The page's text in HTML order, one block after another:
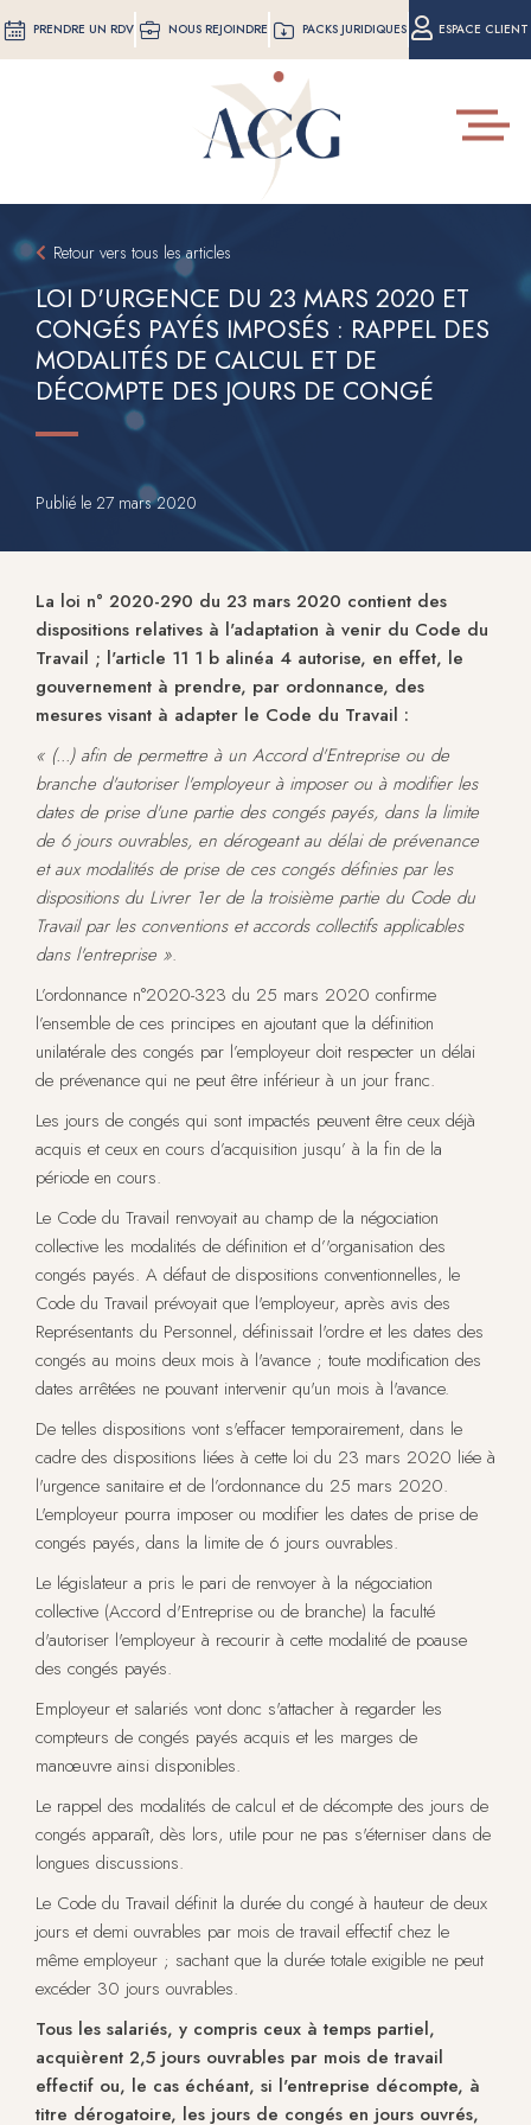
Aller
au
PRENDRE UN RDV NOUS REJOINDRE PACKS JURIDIQUES ESPACE CLIENT
Toggle
Retour vers tous les articles
LOI D'URGENCE DU 23 MARS 2020 ET
CONGÉS PAYÉS IMPOSÉS : RAPPEL DES
MODALITÉS DE CALCUL ET DE
DÉCOMPTE DES JOURS DE CONGÉ
Publié le 27 mars 2020
La loi n° 2020-290 du 23 mars 2020 contient des
dispositions relatives à l'adaptation à venir du Code du
Travail ; l'article 11 1 b alinéa 4 autorise, en effet, le
gouvernement à prendre, par ordonnance, des
mesures visant à adapter le Code du Travail :
« (...) afin de permettre à un Accord d'Entreprise ou de
branche d'autoriser l'employeur à imposer ou à modifier les
dates de prise d'une partie des congés payés, dans la limite
de 6 jours ouvrables, en dérogeant au délai de prévenance
et aux modalités de prise de ces congés définies par les
dispositions du Livrer 1er de la troisième partie du Code du
Travail par les conventions et accords collectifs applicables
dans l'entreprise ».
L’ordonnance n°2020-323 du 25 mars 2020 confirme
l’ensemble de ces principes en ajoutant que la définition
unilatérale des congés par l’employeur doit respecter un délai
de prévenance qui ne peut être inférieur à un jour franc.
Les jours de congés qui sont impactés peuvent être ceux déjà
acquis et ceux en cours d’acquisition jusqu’ à la fin de la
période en cours.
Le Code du Travail renvoyait au champ de la négociation
collective les modalités de définition et d’'organisation des
congés payés. A défaut de dispositions conventionnelles, le
Code du Travail prévoyait que l'employeur, après avis des
Représentants du Personnel, définissait l'ordre et les dates des
congés au moins deux mois à l'avance ; toute modification des
dates arrêtées ne pouvant intervenir qu'un mois à l'avance.
De telles dispositions vont s'effacer temporairement, dans le
cadre des dispositions liées à cette loi du 23 mars 2020 liée à
l'urgence sanitaire et de l’ordonnance du 25 mars 2020.
L'employeur pourra imposer ou modifier les dates de prise de
congés payés, dans la limite de 6 jours ouvrables.
Le législateur a pris le pari de renvoyer à la négociation
collective (Accord d'Entreprise ou de branche) la faculté
d'autoriser l'employeur à recourir à cette modalité de poause
des congés payés.
Employeur et salariés vont donc s'attacher à regarder les
compteurs de congés payés acquis et les marges de
manœuvre ainsi disponibles.
Le rappel des modalités de calcul et de décompte des jours de
congés apparaît, dès lors, utile pour ne pas s'éterniser dans de
longues discussions.
Le Code du Travail définit la durée du congé à hauteur de deux
jours et demi ouvrables par mois de travail effectif chez le
même employeur ; sachant que la durée totale exigible ne peut
excéder 30 jours ouvrables.
Tous les salariés, y compris ceux à temps partiel,
acquièrent 2,5 jours ouvrables par mois de travail
effectif ou, le cas échéant, si l'entreprise décompte, à
titre dérogatoire, les jours de congés en jours ouvrés,